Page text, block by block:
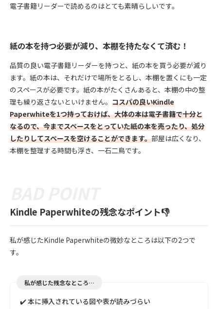
電子書籍リーダーで読めるのはとても素晴らしいです。
紙の本を持つ必要が減り、本棚を持たなくて済む！
品質の良い電子書籍リーダーを持つと、紙の本を買う必要が減り
ます。紙の本は、それだけで場所をとるし、本棚を置くにも一定
のスペースが必要です。紙の本がたくさんあると、本棚の中の整
理も繰り返さないといけません。 コスパの良いKindle
Paperwhiteを1つ持っておけば、大体の本は電子書籍で十分と
なるので、今までスペースをとっていた紙の本を売ったり、処分
したりしてスペースを空けることができます。部屋は広くなり、
本棚を整理する時間も浮き、一石二鳥です。
Kindle Paperwhiteの残念なポイント👎
私が感じたKindle Paperwhiteの微妙なところは以下の2つで
す。
私が感じた残念なところ…
✔️ 本に挿入されている図や表が読みづらい